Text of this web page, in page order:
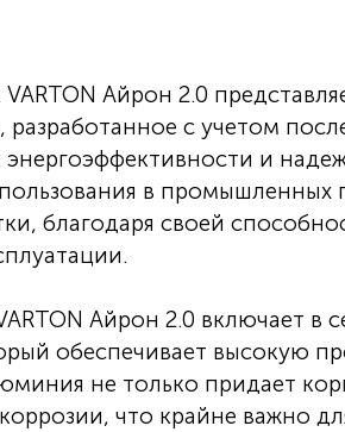
Айрон 2.0
разработанное с учетом
и
в промышленных
благодаря своей
Айрон 2.0 включает в
обеспечивает высокую
не только придает
что крайне важно